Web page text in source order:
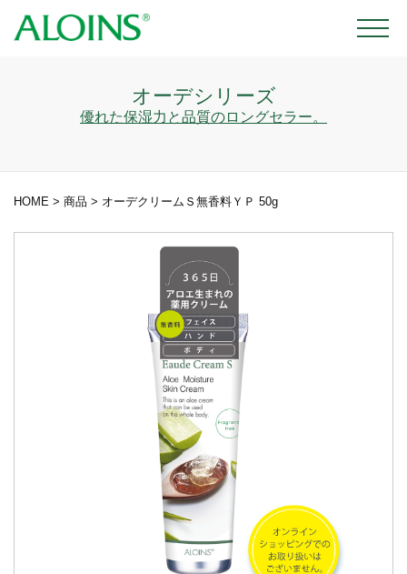
オーデシリーズ
優れた保湿力と品質のロングセラー。
HOME > 商品 > オーデクリームＳ無香料ＹＰ 50g